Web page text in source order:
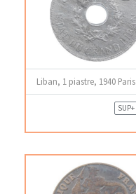
Liban, 1 piastre, 1940 Paris
SUP+